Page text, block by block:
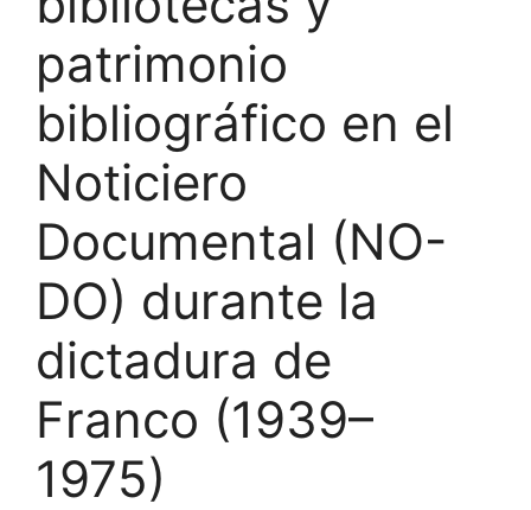
patrimonio
bibliográfico en el
Noticiero
Documental (NO-
DO) durante la
dictadura de
Franco (1939–
1975)